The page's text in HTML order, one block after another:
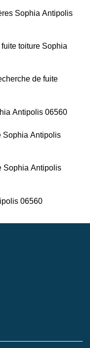
Sophia Antipolis
toiture Sophia
de fuite
Antipolis 06560
Sophia Antipolis
Sophia Antipolis
06560